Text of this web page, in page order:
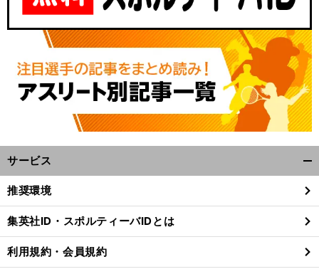
サービス
閉
る
推奨環境
集英社ID・スポルティーバIDとは
利用規約・会員規約